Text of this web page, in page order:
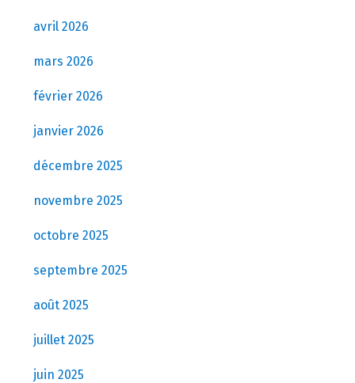
avril 2026
mars 2026
février 2026
janvier 2026
décembre 2025
novembre 2025
octobre 2025
septembre 2025
août 2025
juillet 2025
juin 2025